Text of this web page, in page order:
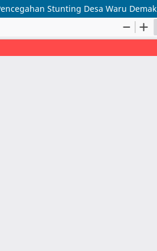
Stunting Desa Waru Demak